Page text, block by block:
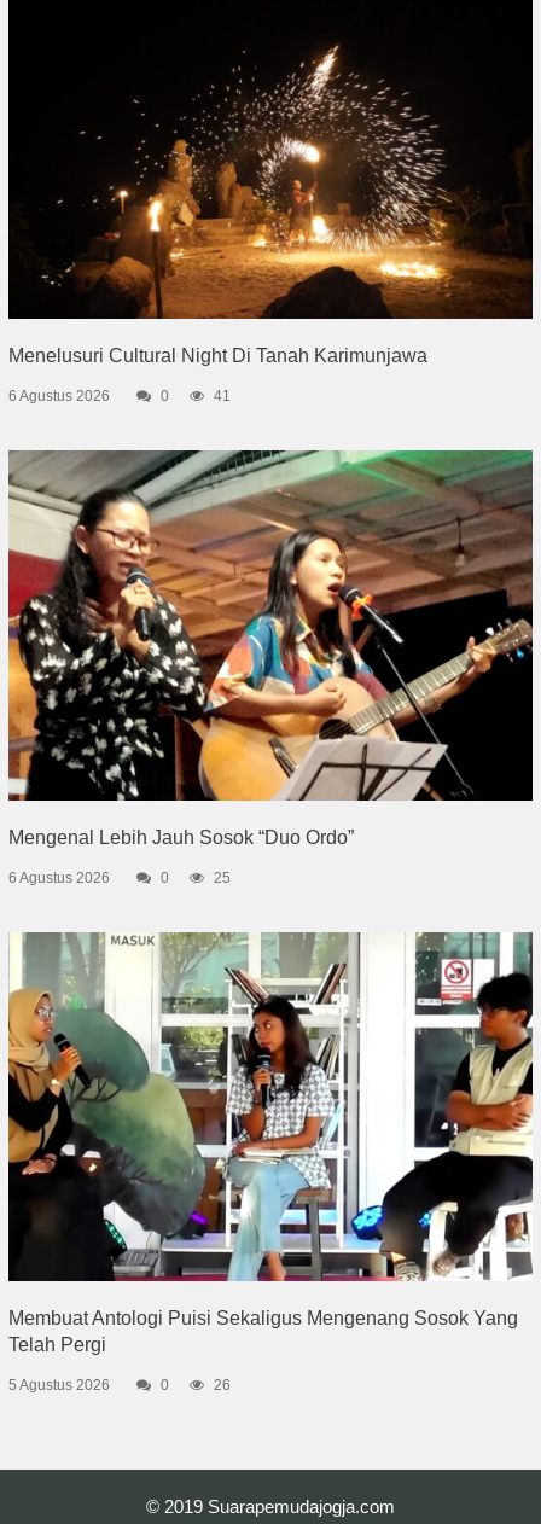
Menelusuri Cultural Night Di Tanah Karimunjawa
6 Agustus 2026 0 41
Mengenal Lebih Jauh Sosok “Duo Ordo”
6 Agustus 2026 0 25
Membuat Antologi Puisi Sekaligus Mengenang Sosok Yang
Telah Pergi
5 Agustus 2026 0 26
© 2019 Suarapemudajogja.com